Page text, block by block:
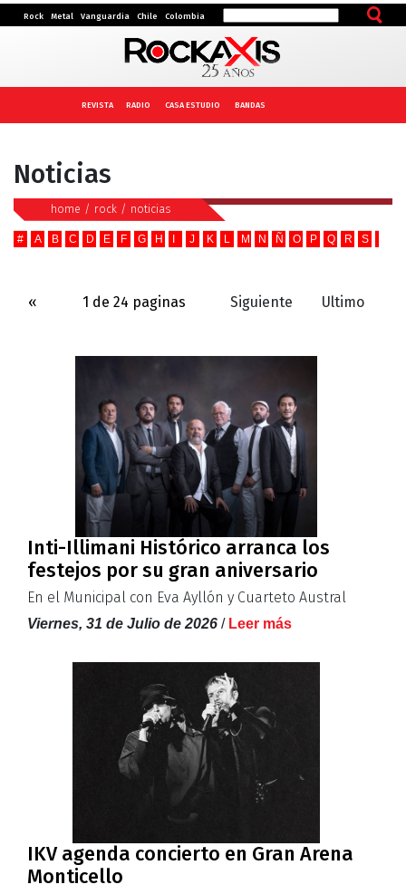
Rock Metal Vanguardia Chile Colombia
REVISTA RADIO CASA ESTUDIO BANDAS
Noticias
home / rock/ noticias
# A B C D E F G H J K L M N Ñ O P Q R S
« 1 de 24 paginas Siguiente Ultimo
Inti-Illimani Histórico arranca los
festejos por su gran aniversario
En el Municipal con Eva Ayllón y Cuarteto Austral
Viernes, 31 de Julio de 2026 / Leer más
IKV agenda concierto en Gran Arena
Monticello